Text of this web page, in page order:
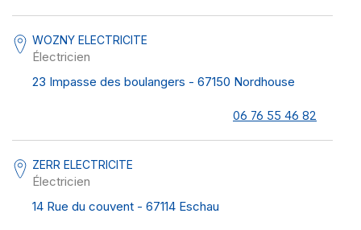
WOZNY ELECTRICITE
Électricien
23 Impasse des boulangers - 67150 Nordhouse
06 76 55 46 82
ZERR ELECTRICITE
Électricien
14 Rue du couvent - 67114 Eschau